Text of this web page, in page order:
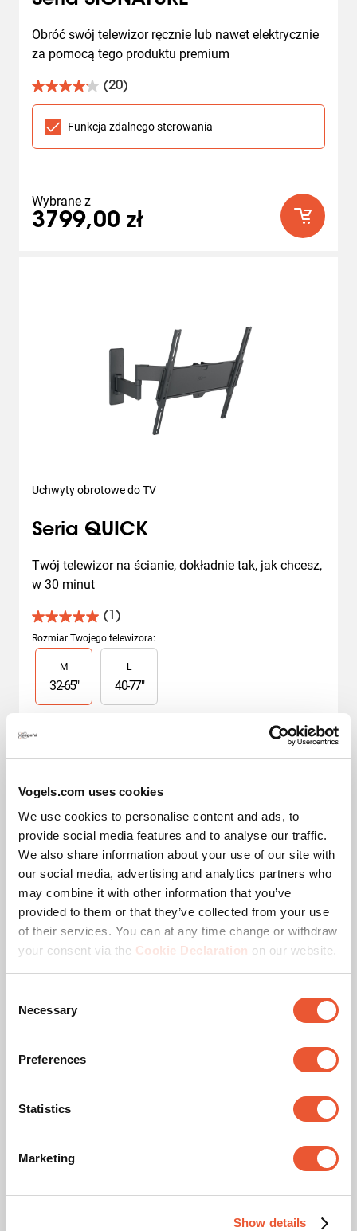
Vogels.com uses cookies
We use cookies to personalise content and ads, to
provide social media features and to analyse our traffic.
We also share information about your use of our site with
our social media, advertising and analytics partners who
may combine it with other information that you’ve
provided to them or that they’ve collected from your use
of their services. You can at any time change or withdraw
your consent via the Cookie Declaration on our website.
Selection
Necessary
Preferences
Statistics
Marketing
Show details
Obróć swój telewizor ręcznie lub nawet elektrycznie
za pomocą tego produktu premium
(20)
4.1
na
gwiazdek.
20
Funkcja zdalnego sterowania
Wybrane z
3799,00 zł
Uchwyty obrotowe do TV
Seria QUICK
Twój telewizor na ścianie, dokładnie tak, jak chcesz,
w 30 minut
(1)
5.0
na
5
gwiazdek.
Recenzja
Rozmiar Twojego telewizora:
Slide 1 of 2
M
32-65"
L
40-77"
Wybrane z
639,00 zł
Seria ELITE